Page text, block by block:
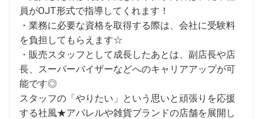
員がOJT形式で指導してくれます！
・業務に必要な資格を取得する際は、会社に受験料
を負担してもらえます☆
・販売スタッフとして成長したあとは、副店長や店
長、スーパーバイザーなどへのキャリアアップが可
能です◎
スタッフの「やりたい」という思いと頑張りを応援
する社風★アパレルや雑貨ブランドの店舗を展開し